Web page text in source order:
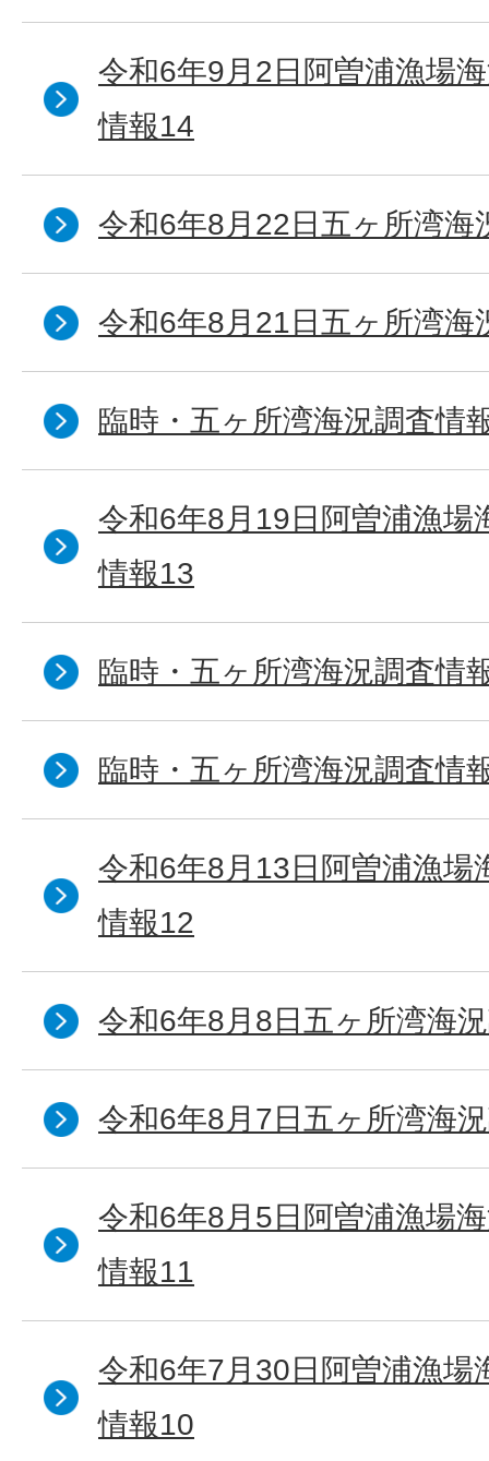
令和6年9月2日阿曽浦漁場
情報14
令和6年8月22日五ヶ所湾海
令和6年8月21日五ヶ所湾海
臨時・五ヶ所湾海況調査情
令和6年8月19日阿曽浦漁場
情報13
臨時・五ヶ所湾海況調査情
臨時・五ヶ所湾海況調査情
令和6年8月13日阿曽浦漁場
情報12
令和6年8月8日五ヶ所湾海
令和6年8月7日五ヶ所湾海
令和6年8月5日阿曽浦漁場
情報11
令和6年7月30日阿曽浦漁場
情報10